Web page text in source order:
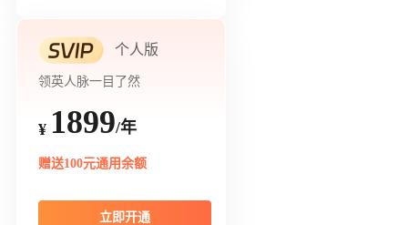
个人版
领英人脉一目了然
¥ 1899/年
赠送100元通用余额
立即开通